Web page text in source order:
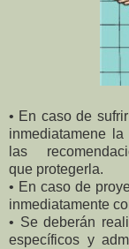
• En caso de
inmediatamene
las
que protegerla.
• En caso de
inmediatamente
• Se deberán
específicos y